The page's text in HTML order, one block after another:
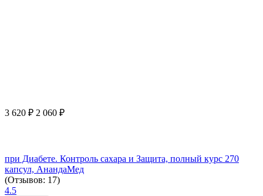
3 620 ₽ 2 060 ₽
при Диабете. Контроль сахара и Защита, полный курс 270
капсул, АнандаМед
(Отзывов: 17)
4.5